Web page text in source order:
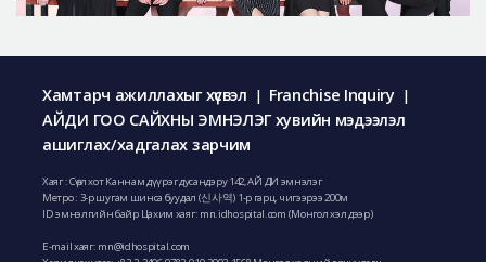
Хамтарч ажиллахыг хүсвэл | Franchise Inquiry |
АЙДИ ГОО САЙХНЫ ЭМНЭЛЭГ хувийн мэдээлэл
ашиглах/хадгалах зарчим
Хаяг : Сөүл хот Каннам дүүрэг дусандэру 142, АЙ ДИ эмнэлэг
Метро : 3-р шугам шинса буудал (신사역) 1-р гарц, чигээрээ 200м
ID эмнэлгийн байр Цахим хаяг: mn.idhospital.com (Монгол хэл дээр)
E-mail хаяг: mn@idhospital.com